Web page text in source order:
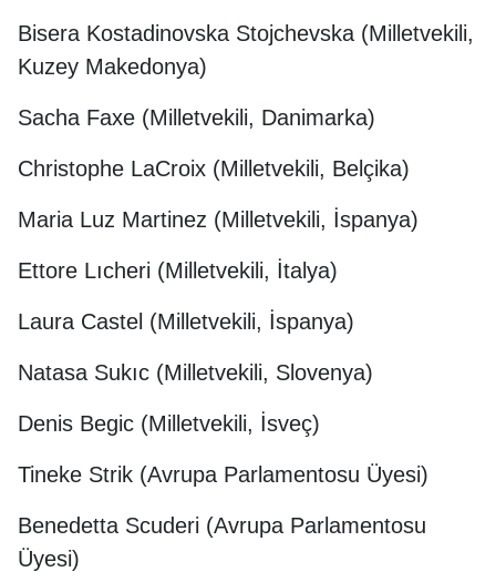
Bisera Kostadinovska Stojchevska (Milletvekili,
Kuzey Makedonya)
Sacha Faxe (Milletvekili, Danimarka)
Christophe LaCroix (Milletvekili, Belçika)
Maria Luz Martinez (Milletvekili, İspanya)
Ettore Lıcheri (Milletvekili, İtalya)
Laura Castel (Milletvekili, İspanya)
Natasa Sukıc (Milletvekili, Slovenya)
Denis Begic (Milletvekili, İsveç)
Tineke Strik (Avrupa Parlamentosu Üyesi)
Benedetta Scuderi (Avrupa Parlamentosu
Üyesi)